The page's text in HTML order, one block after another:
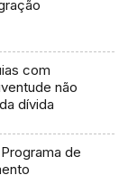
com
não
dívida
de